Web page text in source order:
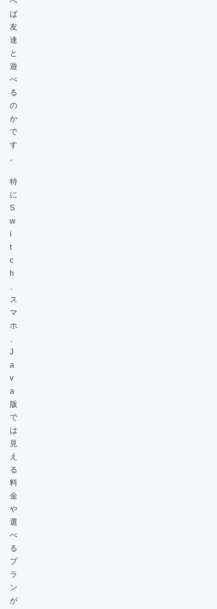
ば
友
達
と
遊
べ
る
の
か
で
す
。
特
に
S
w
i
t
c
h
、
ス
マ
ホ
、
J
a
v
a
版
で
は
見
え
る
料
金
や
選
べ
る
プ
ラ
ン
が